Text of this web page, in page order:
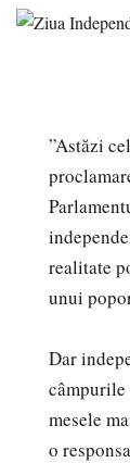
”Astăzi
realitate
unui
Dar
mesele
o